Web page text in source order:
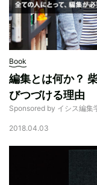
Book
編集とは何か？
びつづける理由
Sponsored by イシス編集
2018.04.03